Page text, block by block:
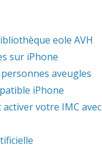
eole AVH
sur iPhone
aveugles
iPhone
votre IMC avec